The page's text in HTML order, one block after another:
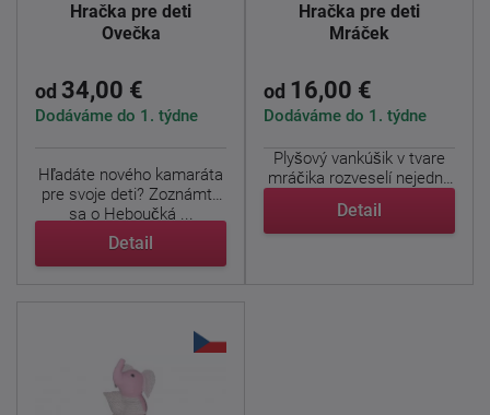
Hračka pre deti
Ovečka
od 34,00 €
Dodáváme do 1. týdne
Hľadáte nového kamaráta
pre svoje deti? Zoznámte
sa o Heboučká ...
Detail
Hračka pre deti
Mráček
od 16,00 €
Dodáváme do 1. týdne
Plyšový vankúšik v tvare
mráčika rozveselí nejednu
Detail